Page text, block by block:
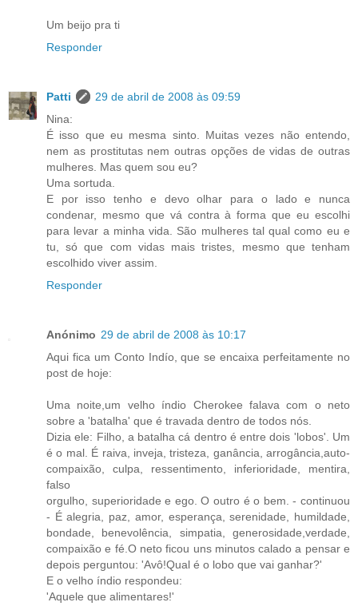
Um beijo pra ti
Responder
Patti
29 de abril de 2008 às 09:59
Nina:
É isso que eu mesma sinto. Muitas vezes não entendo,
nem as prostitutas nem outras opções de vidas de outras
mulheres. Mas quem sou eu?
Uma sortuda.
E por isso tenho e devo olhar para o lado e nunca
condenar, mesmo que vá contra à forma que eu escolhi
para levar a minha vida. São mulheres tal qual como eu e
tu, só que com vidas mais tristes, mesmo que tenham
escolhido viver assim.
Responder
Anónimo 29 de abril de 2008 às 10:17
Aqui fica um Conto Indío, que se encaixa perfeitamente no
post de hoje:
Uma noite,um velho índio Cherokee falava com o neto
sobre a 'batalha' que é travada dentro de todos nós.
Dizia ele: Filho, a batalha cá dentro é entre dois 'lobos'. Um
é o mal. É raiva, inveja, tristeza, ganância, arrogância,auto-
compaixão, culpa, ressentimento, inferioridade, mentira,
falso
orgulho, superioridade e ego. O outro é o bem. - continuou
- É alegria, paz, amor, esperança, serenidade, humildade,
bondade, benevolência, simpatia, generosidade,verdade,
compaixão e fé.O neto ficou uns minutos calado a pensar e
depois perguntou: 'Avô!Qual é o lobo que vai ganhar?'
E o velho índio respondeu:
'Aquele que alimentares!'